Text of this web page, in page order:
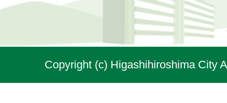
Copyright (c) Higashihiroshima City